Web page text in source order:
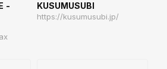
-
KUSUMUSUBI
https://kusumusubi.jp/